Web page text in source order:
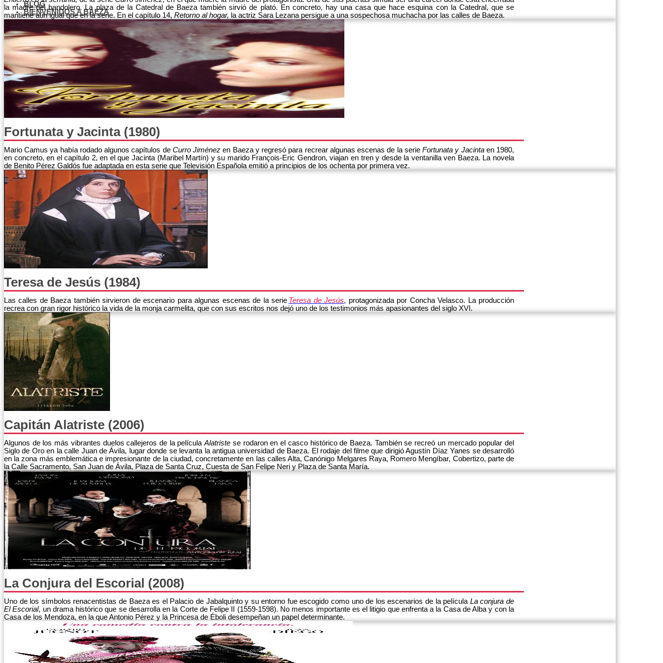
BLOG
BIENVENIDOS A BAEZA
Buscar en el sitio
Buscar
×
la madre del bandolero. La plaza de la Catedral de Baeza también sirvió de plató. En concreto, hay una casa que hace esquina con la Catedral, que se
mantiene aún igual que en la serie. En el capítulo 14, Retorno al hogar, la actriz Sara Lezana persigue a una sospechosa muchacha por las calles de Baeza.
Fortunata y Jacinta (1980)
Mario Camus ya había rodado algunos capítulos de Curro Jiménez en Baeza y regresó para recrear algunas escenas de la serieFortunata y Jacintaen 1980,
en concreto, en el capítulo 2, en el que Jacinta (Maribel Martín) y su marido François-Eric Gendron, viajan en tren y desde la ventanilla ven Baeza. La novela
de Benito Pérez Galdós fue adaptada en esta serie que Televisión Española emitió a principios de los ochenta por primera vez.
Teresa de Jesús (1984)
Las calles de Baeza también sirvieron de escenario para algunas escenas de la serie Teresa de Jesús, protagonizada por Concha Velasco. La producción
recrea con gran rigor histórico la vida de la monja carmelita, que con sus escritos nos dejó uno de los testimonios más apasionantes del siglo XVI.
Capitán Alatriste (2006)
Algunos de los más vibrantes duelos callejeros de la películaAlatriste se rodaron en el casco histórico de Baeza. También se recreó un mercado popular del
Siglo de Oro en la calle Juan de Ávila, lugar donde se levanta la antigua universidad de Baeza. El rodaje del filme que dirigió Agustín Díaz Yanes se desarrolló
en la zona más emblemática e impresionante de la ciudad, concretamente en las calles Alta, Canónigo Melgares Raya, Romero Mengíbar, Cobertizo, parte de
la Calle Sacramento, San Juan de Ávila, Plaza de Santa Cruz, Cuesta de San Felipe Neri y Plaza de Santa María.
La Conjura del Escorial (2008)
Uno de los símbolos renacentistas de Baeza es el Palacio de Jabalquinto y su entorno fue escogido como uno de los escenarios de la película La conjura de
El Escorial, un drama histórico que se desarrolla en la Corte de Felipe II (1559-1598). No menos importante es el litigio que enfrenta a la Casa de Alba y con la
Casa de los Mendoza, en la que Antonio Pérez y la Princesa de Éboli desempeñan un papel determinante.